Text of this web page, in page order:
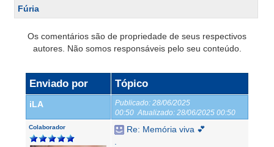
Fúria
Os comentários são de propriedade de seus respectivos
autores. Não somos responsáveis pelo seu conteúdo.
Enviado por Tópico
iLA Publicado: 28/06/2025
00:50 Atualizado: 28/06/2025 00:50
Colaborador
Re: Memória viva 💕